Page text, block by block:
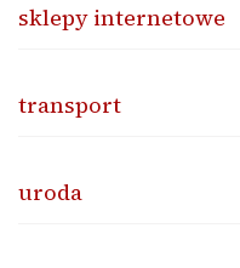
sklepy internetowe
transport
uroda